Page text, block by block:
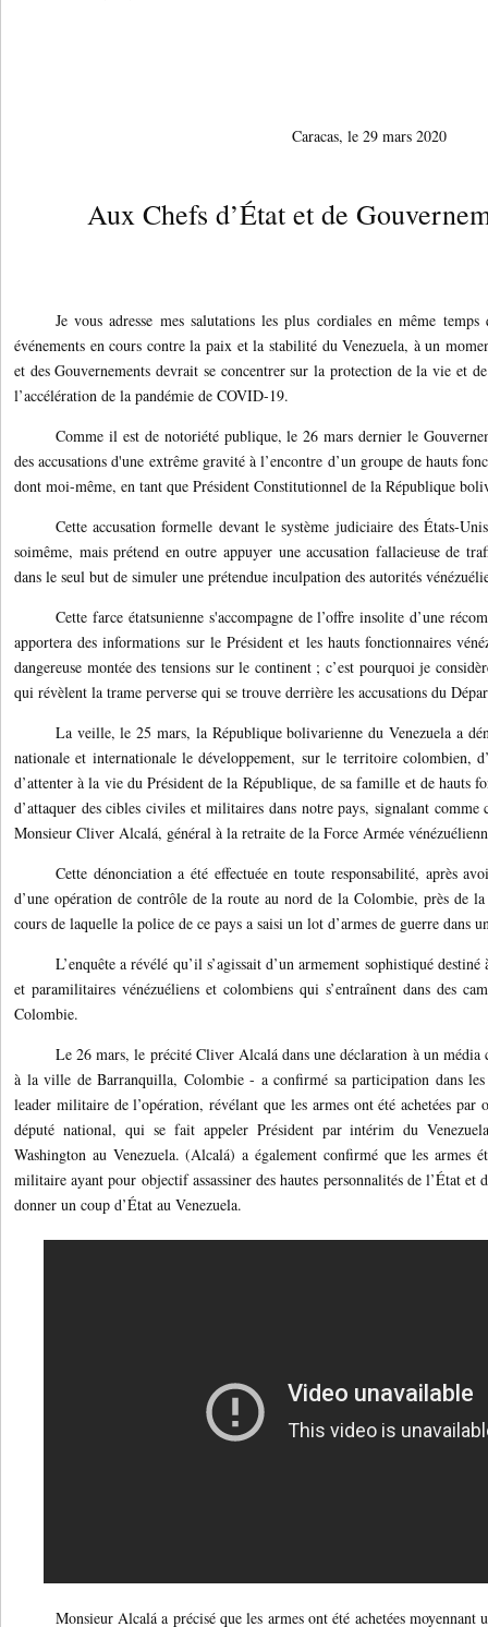
Caracas, le 29 mars 2020
Aux Chefs d’État et de
Je vous adresse mes salutations les plus cordiales en même
événements en cours contre la paix et la stabilité du Venezuela, à un
et des Gouvernements devrait se concentrer sur la protection de la vie et
l’accélération de la pandémie de COVID-19.
Comme il est de notoriété publique, le 26 mars dernier le
des accusations d'une extrême gravité à l’encontre d’un groupe de hauts
dont moi-même, en tant que Président Constitutionnel de la République
Cette accusation formelle devant le système judiciaire des États-
soimême, mais prétend en outre appuyer une accusation fallacieuse de
dans le seul but de simuler une prétendue inculpation des autorités
Cette farce étatsunienne s'accompagne de l’offre insolite d’une
apportera des informations sur le Président et les hauts fonctionnaires
dangereuse montée des tensions sur le continent ; c’est pourquoi je
qui révèlent la trame perverse qui se trouve derrière les accusations du
La veille, le 25 mars, la République bolivarienne du Venezuela a
nationale et internationale le développement, sur le territoire colombien,
d’attenter à la vie du Président de la République, de sa famille et de hauts
d’attaquer des cibles civiles et militaires dans notre pays, signalant
Monsieur Cliver Alcalá, général à la retraite de la Force Armée
Cette dénonciation a été effectuée en toute responsabilité, après
d’une opération de contrôle de la route au nord de la Colombie, près de
cours de laquelle la police de ce pays a saisi un lot d’armes de guerre dans
L’enquête a révélé qu’il s’agissait d’un armement sophistiqué
et paramilitaires vénézuéliens et colombiens qui s’entraînent dans des
Colombie.
Le 26 mars, le précité Cliver Alcalá dans une déclaration à un média
à la ville de Barranquilla, Colombie - a confirmé sa participation dans
leader militaire de l’opération, révélant que les armes ont été achetées par
député national, qui se fait appeler Président par intérim du
Washington au Venezuela. (Alcalá) a également confirmé que les armes
militaire ayant pour objectif assassiner des hautes personnalités de l’État et
donner un coup d’État au Venezuela.
Monsieur Alcalá a précisé que les armes ont été achetées